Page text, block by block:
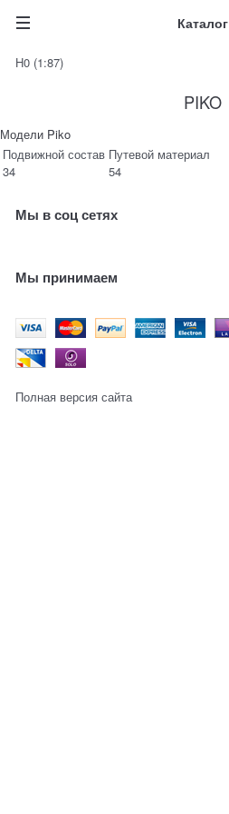
Каталог
H0 (1:87)
PIKO
Модели Piko
Подвижной состав
34
Путевой материал
54
Мы в соц сетях
Мы принимаем
Полная версия сайта